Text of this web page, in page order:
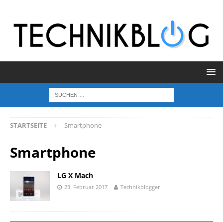
STARTSEITE Smartphone
Smartphone
LG X Mach
23. Februar 2017 Technikblogger